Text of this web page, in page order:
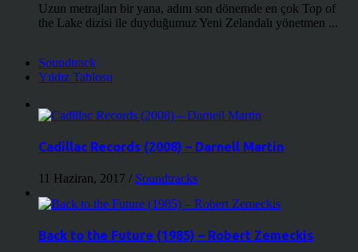
Uzun metrajları bir yana, adını son dönemde en çok Top of
the Lake dizisi ile duyduğumuz Yeni Zelandalı yönetmen ...
Soundtrack
Yıldız Tablosu
Cadillac Records (2008) – Darnell Martin
11 Haziran, 2017 / Soundtracks
Back to the Future (1985) – Robert Zemeckis